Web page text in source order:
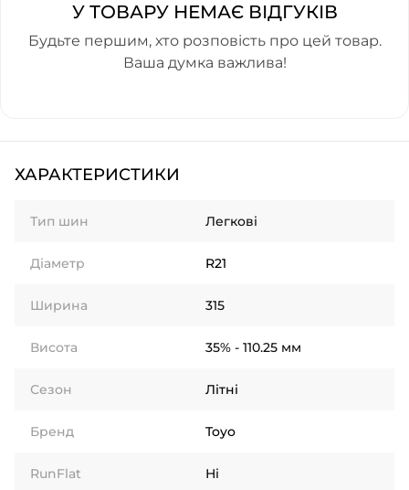
У ТОВАРУ НЕМАЄ ВІДГУКІВ
Будьте першим, хто розповість про цей товар.
Ваша думка важлива!
ХАРАКТЕРИСТИКИ
Тип шин Легкові
Діаметр R21
Ширина 315
Висота 35% - 110.25 мм
Сезон Літні
Бренд Toyo
RunFlat Ні